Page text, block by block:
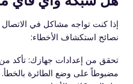
إذا كنت تواجه مشاكل في
نصائح استكشاف الأخطاء:
تحقق من إعدادات جهازك: تأكد
مضبوطاً على وضع الطائرة